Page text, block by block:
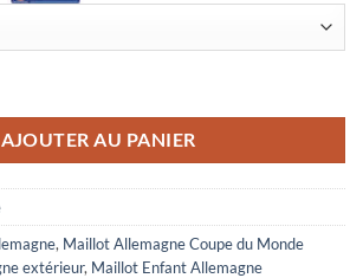
AJOUTER AU PANIER
, Maillot Allemagne Coupe du Monde
extérieur, Maillot Enfant Allemagne